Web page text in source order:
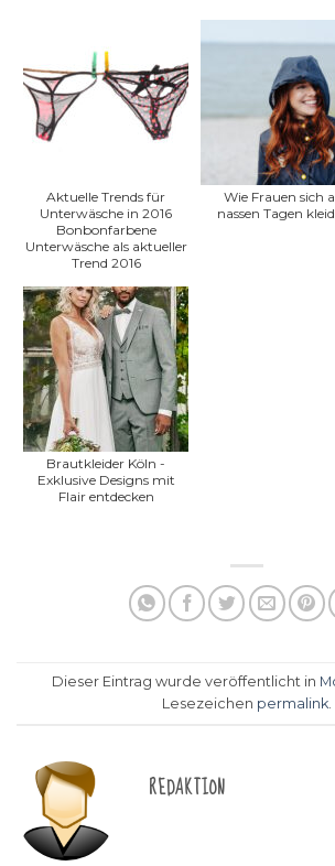
Aktuelle Trends für
Unterwäsche in 2016
Bonbonfarbene
Unterwäsche als aktueller
Trend 2016
Wie Frauen sich
nassen Tagen
Brautkleider Köln -
Exklusive Designs mit
Flair entdecken
Dieser Eintrag wurde veröffentlicht in
Lesezeichen permalink
REDAKTION